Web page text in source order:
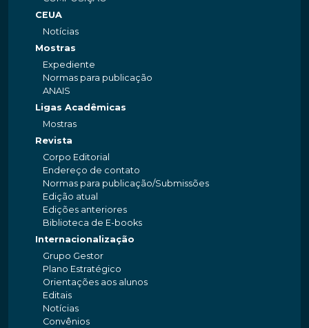
CEUA
Notícias
Mostras
Expediente
Normas para publicação
ANAIS
Ligas Acadêmicas
Mostras
Revista
Corpo Editorial
Endereço de contato
Normas para publicação/Submissões
Edição atual
Edições anteriores
Biblioteca de E-books
Internacionalização
Grupo Gestor
Plano Estratégico
Orientações aos alunos
Editais
Notícias
Convênios